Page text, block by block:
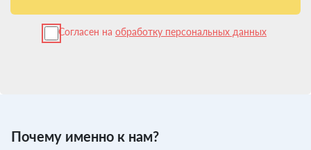
Согласен на обработку персональных данных
Почему именно к нам?